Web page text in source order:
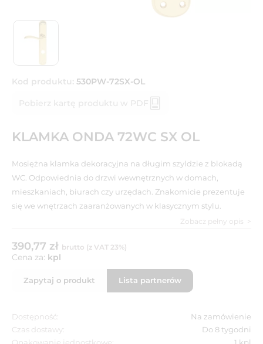
Kod produktu: 530PW-72SX-OL
Pobierz kartę produktu w PDF
KLAMKA ONDA 72WC SX OL
Mosiężna klamka dekoracyjna na długim szyldzie z blokadą
WC. Odpowiednia do drzwi wewnętrznych w domach,
mieszkaniach, biurach czy urzędach. Znakomicie prezentuje
się we wnętrzach zaaranżowanych w klasycznym stylu.
Zobacz pełny opis
390,77 zł brutto (z VAT 23%)
Cena za: kpl
Zapytaj o produkt Lista partnerów
Dostępność:
Na zamówienie
Czas dostawy:
Do 8 tygodni
Opakowanie jednostkowe:
1 kpl